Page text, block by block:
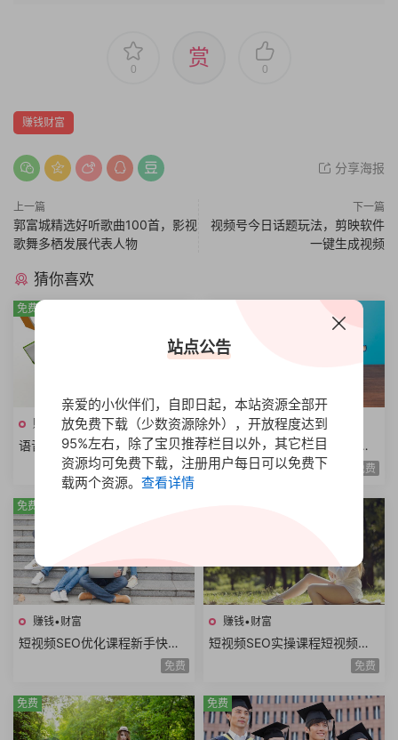
0 赏 0
赚钱财富
分享海报
上一篇
郭富城精选好听歌曲100首，影视
歌舞多栖发展代表人物
下一篇
视频号今日话题玩法，剪映软件
一键生成视频
猜你喜欢
赚钱•财富
语音识别翻译实战教程全栈开
发技术前后端架构设计副业赚
钱创业项目+源码
免费
免费
赚钱•财富
公众号霸屏SEO教程快速排名
原理昵称内容霸屏高级霸屏拦
免费
赚钱•财富
短视频SEO优化课程新手快速
入门短视频搜索SEO关键词排
免费
免费
赚钱•财富
短视频SEO实操课程短视频搜
索优化技术关键词排名获取精
免费
免费 免费
站点公告
亲爱的小伙伴们，自即日起，本站资源全部开
放免费下载（少数资源除外），开放程度达到
95%左右，除了宝贝推荐栏目以外，其它栏目
资源均可免费下载，注册用户每日可以免费下
载两个资源。 查看详情